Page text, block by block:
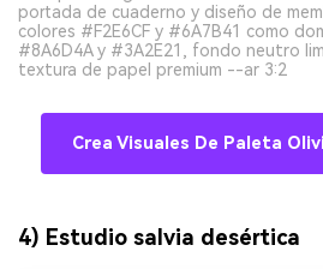
portada de cuaderno y diseño de
colores #F2E6CF y #6A7B41 como
#8A6D4A y #3A2E21, fondo neutro
textura de papel premium --ar 3:2
Crea Visuales De Paleta
4) Estudio salvia desértica